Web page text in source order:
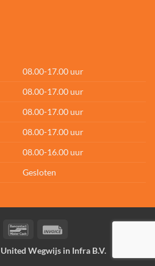
08.00-17.00 uur
08.00-17.00 uur
08.00-17.00 uur
08.00-17.00 uur
08.00-16.00 uur
Gesloten
IDeal Bancontact
United Wegwijs in Infra B.V.